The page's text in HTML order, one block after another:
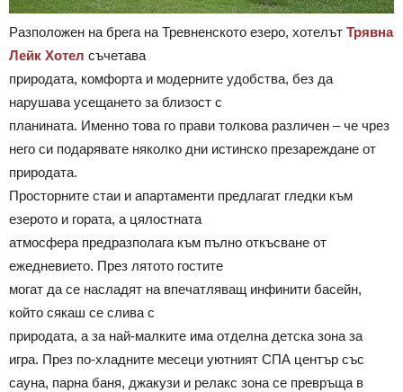
Разположен на брега на Тревненското езеро, хотелът Трявна
Лейк Хотел съчетава
природата, комфорта и модерните удобства, без да
нарушава усещането за близост с
планината. Именно това го прави толкова различен – че чрез
него си подарявате няколко дни истинско презареждане от
природата.
Просторните стаи и апартаменти предлагат гледки към
езерото и гората, а цялостната
атмосфера предразполага към пълно откъсване от
ежедневието. През лятото гостите
могат да се насладят на впечатляващ инфинити басейн,
който сякаш се слива с
природата, а за най-малките има отделна детска зона за
игра. През по-хладните месеци уютният СПА център със
сауна, парна баня, джакузи и релакс зона се превръща в